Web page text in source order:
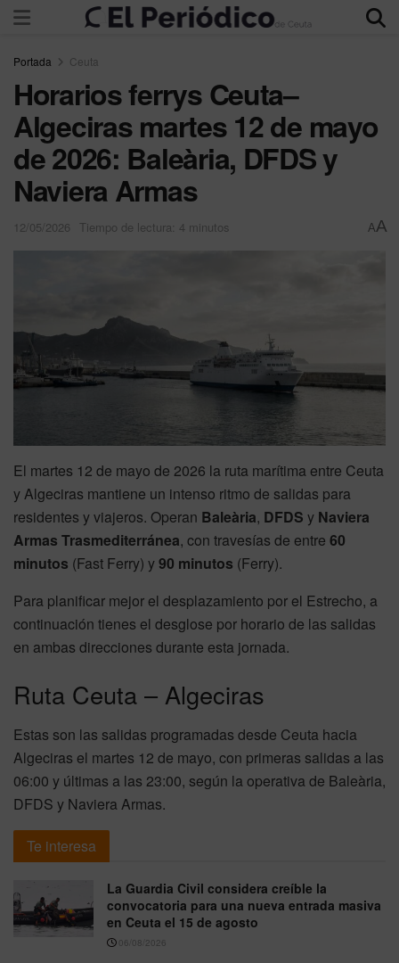
Portada Ceuta
Horarios ferrys Ceuta–
Algeciras martes 12 de mayo
de 2026: Baleària, DFDS y
Naviera Armas
12/05/2026 Tiempo de lectura: 4 minutos AA
El martes 12 de mayo de 2026 la ruta marítima entre Ceuta
y Algeciras mantiene un intenso ritmo de salidas para
residentes y viajeros. Operan Baleària, DFDS y Naviera
Armas Trasmediterránea, con travesías de entre 60
minutos (Fast Ferry) y90 minutos (Ferry).
Para planificar mejor el desplazamiento por el Estrecho, a
continuación tienes el desglose por horario de las salidas
en ambas direcciones durante esta jornada.
Ruta Ceuta – Algeciras
Estas son las salidas programadas desde Ceuta hacia
Algeciras el martes 12 de mayo, con primeras salidas a las
06:00 y últimas a las 23:00, según la operativa de Baleària,
DFDS y Naviera Armas.
Te interesa
La Guardia Civil considera creíble la
convocatoria para una nueva entrada masiva
en Ceuta el 15 de agosto
06/08/2026